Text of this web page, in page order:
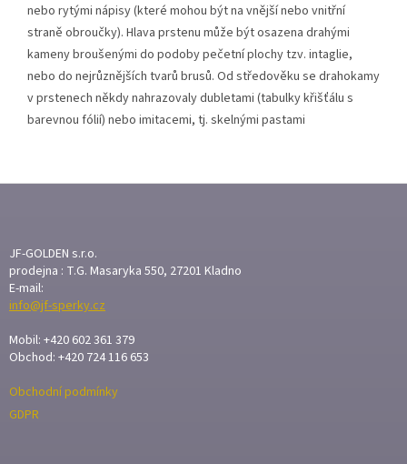
nebo rytými nápisy (které mohou být na vnější nebo vnitřní
straně obroučky). Hlava prstenu může být osazena drahými
kameny broušenými do podoby pečetní plochy tzv. intaglie,
nebo do nejrůznějších tvarů brusů. Od středověku se drahokamy
v prstenech někdy nahrazovaly dubletami (tabulky křišťálu s
barevnou fólií) nebo imitacemi, tj. skelnými pastami
A
T
JF-GOLDEN s.r.o.
prodejna : T.G. Masaryka 550, 27201 Kladno
E-mail:
info@jf-sperky.cz
Mobil: +420 602 361 379
Obchod: +420 724 116 653
Obchodní podmínky
GDPR